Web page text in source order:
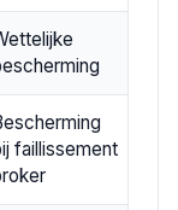
faillissement